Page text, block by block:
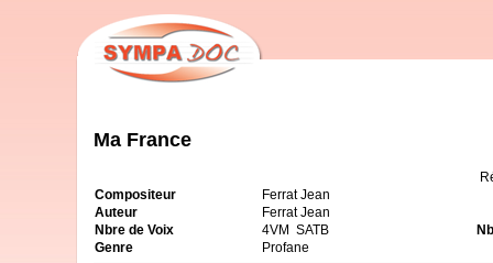
Ma France
Compositeur
Ferrat Jean
Auteur
Ferrat Jean
Nbre de Voix
4VM SATB
Genre
Profane